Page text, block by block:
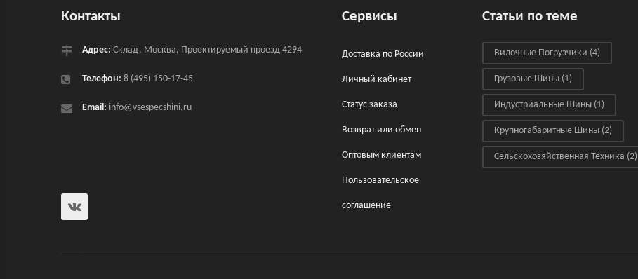
Контакты
Адрес: Склад, Москва, Проектируемый проезд 4294
Телефон: 8 (495) 150-17-45
Email: info@vsespecshini.ru
Сервисы
Доставка по России
Личный кабинет
Статус заказа
Возврат или обмен
Оптовым клиентам
Пользовательское
соглашение
Статьи по теме
Вилочные Погрузчики (4)
Грузовые Шины (1)
Индустриальные Шины (1)
Крупногабаритные Шины (2)
Сельскохозяйственная Техника (2)